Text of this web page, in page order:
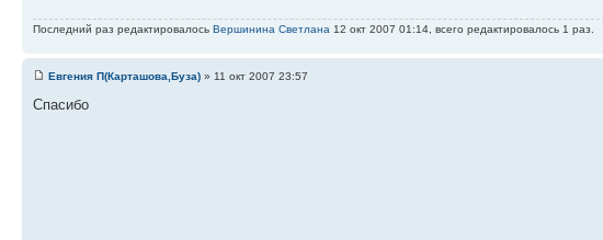
Последний раз редактировалось Вершинина Светлана 12 окт 2007 01:14, всего редактировалось 1 раз.
Евгения П(Карташова,Буза) » 11 окт 2007 23:57
Спасибо